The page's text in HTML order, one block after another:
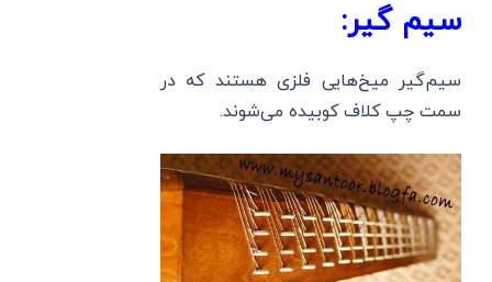
سیم گیر:
سیم‌گیر میخ‌هایی فلزی هستند که در
سمت چپ کلاف کوبیده می‌شوند.